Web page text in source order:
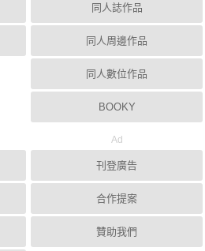
同人誌作品
同人周邊作品
同人數位作品
BOOKY
Ad
刊登廣告
合作提案
贊助我們